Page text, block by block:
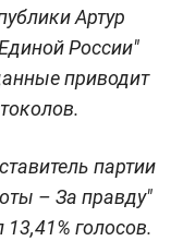
Артур
России"
приводит
партии
– За правду"
голосов.